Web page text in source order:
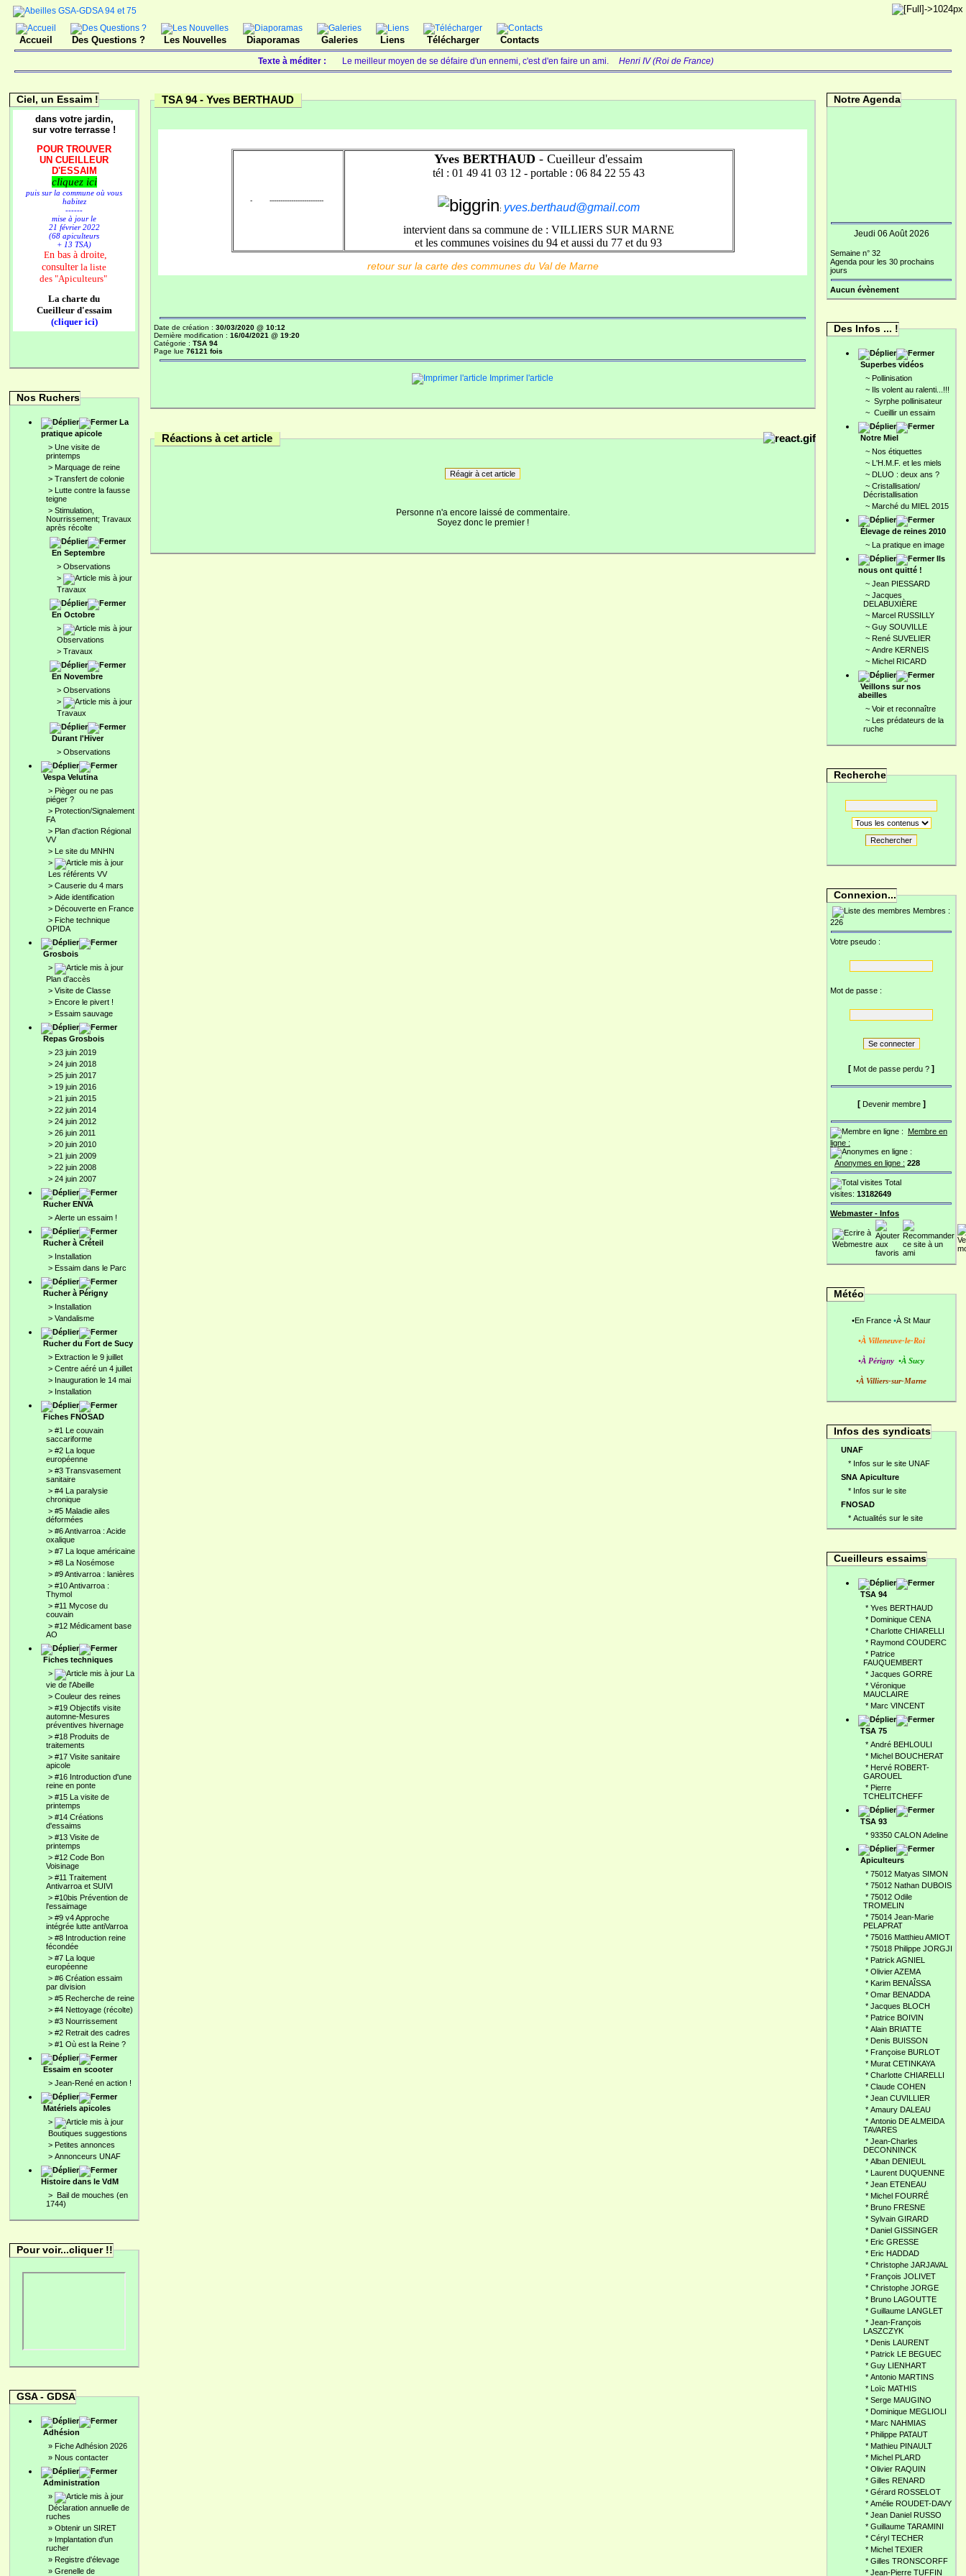
Accueil Des Questions ? Les Nouvelles Diaporamas Galeries Liens Télécharger Contacts
Texte à méditer : Le meilleur moyen de se défaire d'un ennemi, c'est d'en faire un ami. Henri IV (Roi de France)
Ciel, un Essaim !
dans votre jardin,
sur votre terrasse !
POUR TROUVER
UN CUEILLEUR
D'ESSAIM
cliquez ici
puis sur la commune où vous
habitez
------
mise à jour le
21 février 2022
(68 apiculteurs
+ 13 TSA)
En bas à droite,
consulter la liste
des "Apiculteurs"
La charte du
Cueilleur d'essaim
(cliquer ici)
Nos Ruchers
La
pratique apicole
> Une visite de
printemps
> Marquage de reine
> Transfert de colonie
> Lutte contre la fausse
teigne
> Stimulation,
Nourrissement; Travaux
après récolte
En Septembre
> Observations
>
Travaux
En Octobre
>
Observations
> Travaux
En Novembre
> Observations
>
Travaux
Durant l'Hiver
> Observations
Vespa Velutina
> Pièger ou ne pas
piéger ?
> Protection/Signalement
FA
> Plan d'action Régional
VV
> Le site du MNHN
>
Les référents VV
> Causerie du 4 mars
> Aide identification
> Découverte en France
> Fiche technique
OPIDA
Grosbois
>
Plan d'accès
> Visite de Classe
> Encore le pivert !
> Essaim sauvage
Repas Grosbois
> 23 juin 2019
> 24 juin 2018
> 25 juin 2017
> 19 juin 2016
> 21 juin 2015
> 22 juin 2014
> 24 juin 2012
> 26 juin 2011
> 20 juin 2010
> 21 juin 2009
> 22 juin 2008
> 24 juin 2007
Rucher ENVA
> Alerte un essaim !
Rucher à Créteil
> Installation
> Essaim dans le Parc
Rucher à Périgny
> Installation
> Vandalisme
Rucher du Fort de Sucy
> Extraction le 9 juillet
> Centre aéré un 4 juillet
> Inauguration le 14 mai
> Installation
Fiches FNOSAD
> #1 Le couvain
saccariforme
> #2 La loque
européenne
> #3 Transvasement
sanitaire
> #4 La paralysie
chronique
> #5 Maladie ailes
déformées
> #6 Antivarroa : Acide
oxalique
> #7 La loque américaine
> #8 La Nosémose
> #9 Antivarroa : lanières
> #10 Antivarroa :
Thymol
> #11 Mycose du
couvain
> #12 Médicament base
AO
Fiches techniques
>
La
vie de l'Abeille
> Couleur des reines
> #19 Objectifs visite
automne-Mesures
préventives hivernage
> #18 Produits de
traitements
> #17 Visite sanitaire
apicole
> #16 Introduction d'une
reine en ponte
> #15 La visite de
printemps
> #14 Créations
d'essaims
> #13 Visite de
printemps
> #12 Code Bon
Voisinage
> #11 Traitement
Antivarroa et SUIVI
> #10bis Prévention de
l'essaimage
> #9 v4 Approche
intégrée lutte antiVarroa
> #8 Introduction reine
fécondée
> #7 La loque
européenne
> #6 Création essaim
par division
> #5 Recherche de reine
> #4 Nettoyage (récolte)
> #3 Nourrissement
> #2 Retrait des cadres
> #1 Où est la Reine ?
Essaim en scooter
> Jean-René en action !
Matériels apicoles
>
Boutiques suggestions
> Petites annonces
> Annonceurs UNAF
Histoire dans le VdM
> Bail de mouches (en
1744)
Pour voir...cliquer !!
GSA - GDSA
Adhésion
» Fiche Adhésion 2026
» Nous contacter
Administration
»
Déclaration annuelle de
ruches
» Obtenir un SIRET
» Implantation d'un
rucher
» Registre d'élevage
» Grenelle de
TSA 94 - Yves BERTHAUD
- -------------------------
Yves BERTHAUD - Cueilleur d'essaim
tél : 01 49 41 03 12 - portable : 06 84 22 55 43
: yves.berthaud@gmail.com
intervient dans sa commune de : VILLIERS SUR MARNE
et les communes voisines du 94 et aussi du 77 et du 93
retour sur la carte des communes du Val de Marne
Date de création : 30/03/2020 @ 10:12
Dernière modification : 16/04/2021 @ 19:20
Catégorie : TSA 94
Page lue 76121 fois
Imprimer l'article
Réactions à cet article
Réagir à cet article
Personne n'a encore laissé de commentaire.
Soyez donc le premier !
Notre Agenda
Jeudi 06 Août 2026
Semaine n° 32
Agenda pour les 30 prochains
jours
Aucun évènement
Des Infos ... !
Superbes vidéos
~ Pollinisation
~ Ils volent au ralenti...!!!
~ Syrphe pollinisateur
~ Cueillir un essaim
Notre Miel
~ Nos étiquettes
~ L'H.M.F. et les miels
~ DLUO : deux ans ?
~ Cristallisation/
Décristallisation
~ Marché du MIEL 2015
Élevage de reines 2010
~ La pratique en image
Ils
nous ont quitté !
~ Jean PIESSARD
~ Jacques
DELABUXIÈRE
~ Marcel RUSSILLY
~ Guy SOUVILLE
~ René SUVELIER
~ Andre KERNEIS
~ Michel RICARD
Veillons sur nos
abeilles
~ Voir et reconnaître
~ Les prédateurs de la
ruche
Recherche
Rechercher
Connexion...
Membres :
226
Votre pseudo :
Mot de passe :
[ Mot de passe perdu ? ]
[ Devenir membre]
Membre en
ligne :
Anonymes en ligne : 228
Total
visites: 13182649
Webmaster - Infos
Météo
•En France •À St Maur
•À Villeneuve-le-Roi
•À Périgny •À Sucy
•À Villiers-sur-Marne
Infos des syndicats
UNAF
* Infos sur le site UNAF
SNA Apiculture
* Infos sur le site
FNOSAD
* Actualités sur le site
Cueilleurs essaims
TSA 94
* Yves BERTHAUD
* Dominique CENA
* Charlotte CHIARELLI
* Raymond COUDERC
* Patrice
FAUQUEMBERT
* Jacques GORRE
* Véronique
MAUCLAIRE
* Marc VINCENT
TSA 75
* André BEHLOULI
* Michel BOUCHERAT
* Hervé ROBERT-
GAROUEL
* Pierre
TCHELITCHEFF
TSA 93
* 93350 CALON Adeline
Apiculteurs
* 75012 Matyas SIMON
* 75012 Nathan DUBOIS
* 75012 Odile
TROMELIN
* 75014 Jean-Marie
PELAPRAT
* 75016 Matthieu AMIOT
* 75018 Philippe JORGJI
* Patrick AGNIEL
* Olivier AZEMA
* Karim BENAÎSSA
* Omar BENADDA
* Jacques BLOCH
* Patrice BOIVIN
* Alain BRIATTE
* Denis BUISSON
* Françoise BURLOT
* Murat CETINKAYA
* Charlotte CHIARELLI
* Claude COHEN
* Jean CUVILLIER
* Amaury DALEAU
* Antonio DE ALMEIDA
TAVARES
* Jean-Charles
DECONNINCK
* Alban DENIEUL
* Laurent DUQUENNE
* Jean ETENEAU
* Michel FOURRÉ
* Bruno FRESNE
* Sylvain GIRARD
* Daniel GISSINGER
* Eric GRESSE
* Eric HADDAD
* Christophe JARJAVAL
* François JOLIVET
* Christophe JORGE
* Bruno LAGOUTTE
* Guillaume LANGLET
* Jean-François
LASZCZYK
* Denis LAURENT
* Patrick LE BEGUEC
* Guy LIENHART
* Antonio MARTINS
* Loïc MATHIS
* Serge MAUGINO
* Dominique MEGLIOLI
* Marc NAHMIAS
* Philippe PATAUT
* Mathieu PINAULT
* Michel PLARD
* Olivier RAQUIN
* Gilles RENARD
* Gérard ROSSELOT
* Amélie ROUDET-DAVY
* Jean Daniel RUSSO
* Guillaume TARAMINI
* Céryl TECHER
* Michel TEXIER
* Gilles TRONSCORFF
* Jean-Pierre TUFFIN